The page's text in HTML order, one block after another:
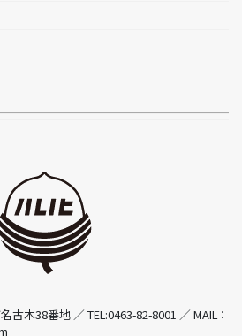
古木38番地 ／ TEL:0463-82-8001 ／ MAIL：